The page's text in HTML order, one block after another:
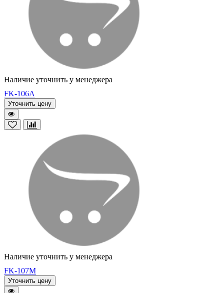
Наличие уточнить у менеджера
FK-106A
Уточнить цену
Наличие уточнить у менеджера
FK-107M
Уточнить цену